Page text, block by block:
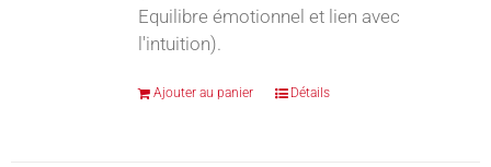
Equilibre émotionnel et lien avec
l'intuition).
Ajouter au panier Détails